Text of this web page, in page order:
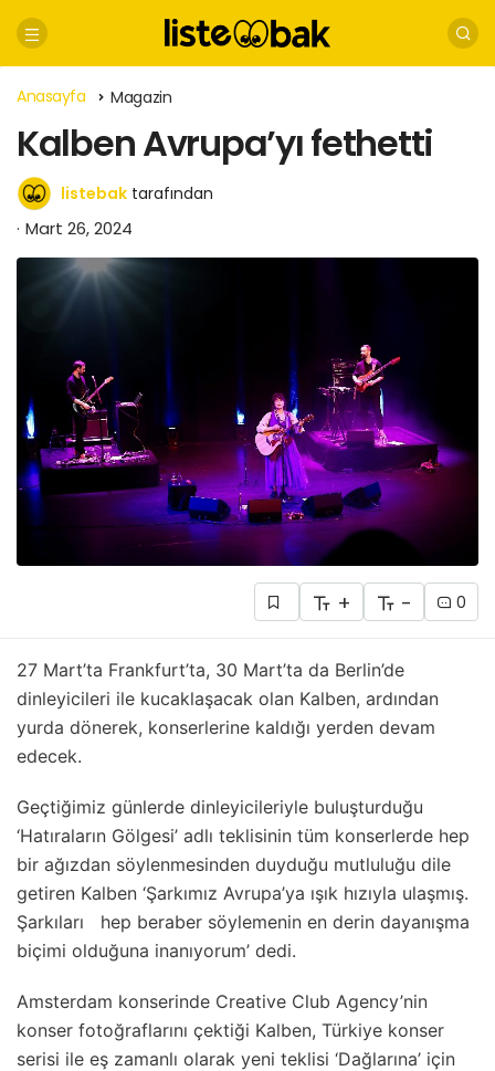
Anasayfa Magazin
Kalben Avrupa’yı fethetti
listebak tarafından
Mart 26, 2024
+ - 0
27 Mart’ta Frankfurt’ta, 30 Mart’ta da Berlin’de
dinleyicileri ile kucaklaşacak olan Kalben, ardından
yurda dönerek, konserlerine kaldığı yerden devam
edecek.
Geçtiğimiz günlerde dinleyicileriyle buluşturduğu
‘Hatıraların Gölgesi’ adlı teklisinin tüm konserlerde hep
bir ağızdan söylenmesinden duyduğu mutluluğu dile
getiren Kalben ‘Şarkımız Avrupa’ya ışık hızıyla ulaşmış.
Şarkıları hep beraber söylemenin en derin dayanışma
biçimi olduğuna inanıyorum’ dedi.
Amsterdam konserinde Creative Club Agency’nin
konser fotoğraflarını çektiği Kalben, Türkiye konser
serisi ile eş zamanlı olarak yeni teklisi ‘Dağlarına’ için